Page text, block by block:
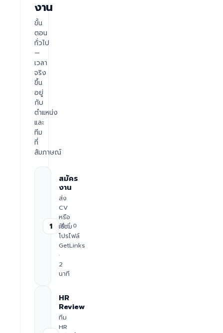
งาน
ขั้น
ตอน
ทั่วไป
—
เวลา
จริง
ขึ้น
อยู่
กับ
ตำแหน่ง
และ
ทีม
ที่
สัมภาษณ์
1
สมัคร
งาน
ส่ง
CV
หรือ
เชื่อม
โปรไฟล์
GetLinks
·
2
นาที
วันที่ 0
HR
Review
ทีม
HR